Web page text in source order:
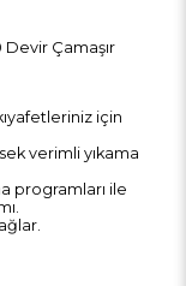
Devir Çamaşır
için
verimli yıkama
programları ile